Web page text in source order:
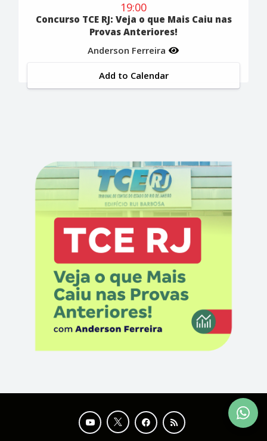
19:00
Concurso TCE RJ: Veja o que Mais Caiu nas
Provas Anteriores!
Anderson Ferreira
Add to Calendar